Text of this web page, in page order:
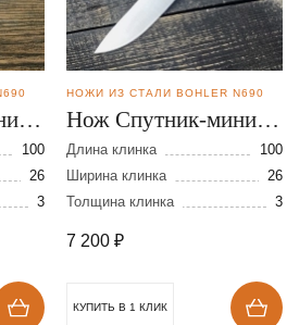
из
100
26
3
НОЖИ ИЗ СТАЛИ BOHLER N690
Нож Спутник-мини из
стали N-690
Длина клинка
100
Ширина клинка
26
Толщина клинка
3
7 200 ₽
КУПИТЬ В 1 КЛИК